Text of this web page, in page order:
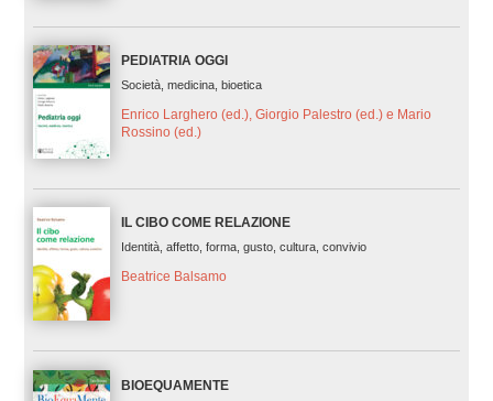
PEDIATRIA OGGI
Società, medicina, bioetica
Enrico Larghero (ed.), Giorgio Palestro (ed.) e Mario
Rossino (ed.)
IL CIBO COME RELAZIONE
Identità, affetto, forma, gusto, cultura, convivio
Beatrice Balsamo
BIOEQUAMENTE